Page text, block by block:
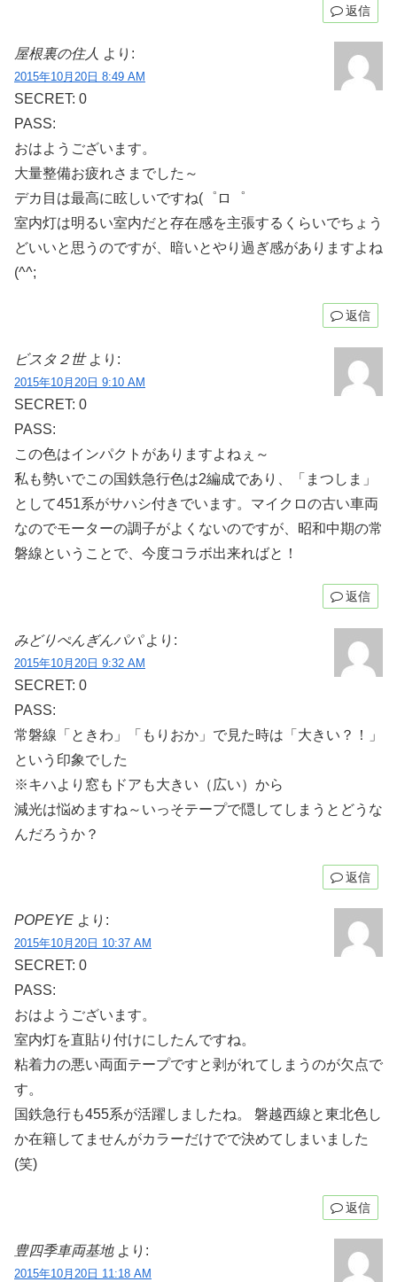
返信
屋根裏の住人 より:
2015年10月20日 8:49 AM
SECRET: 0
PASS:
おはようございます。
大量整備お疲れさまでした～
デカ目は最高に眩しいですね(゜ロ゜
室内灯は明るい室内だと存在感を主張するくらいでちょう
どいいと思うのですが、暗いとやり過ぎ感がありますよね
(^^;
返信
ビスタ２世 より:
2015年10月20日 9:10 AM
SECRET: 0
PASS:
この色はインパクトがありますよねぇ～
私も勢いでこの国鉄急行色は2編成であり、「まつしま」
として451系がサハシ付きでいます。マイクロの古い車両
なのでモーターの調子がよくないのですが、昭和中期の常
磐線ということで、今度コラボ出来ればと！
返信
みどりぺんぎんパパ より:
2015年10月20日 9:32 AM
SECRET: 0
PASS:
常磐線「ときわ」「もりおか」で見た時は「大きい？！」
という印象でした
※キハより窓もドアも大きい（広い）から
減光は悩めますね～いっそテープで隠してしまうとどうな
んだろうか？
返信
POPEYE より:
2015年10月20日 10:37 AM
SECRET: 0
PASS:
おはようございます。
室内灯を直貼り付けにしたんですね。
粘着力の悪い両面テープですと剥がれてしまうのが欠点で
す。
国鉄急行も455系が活躍しましたね。 磐越西線と東北色し
か在籍してませんがカラーだけでで決めてしまいました
(笑)
返信
豊四季車両基地 より:
2015年10月20日 11:18 AM